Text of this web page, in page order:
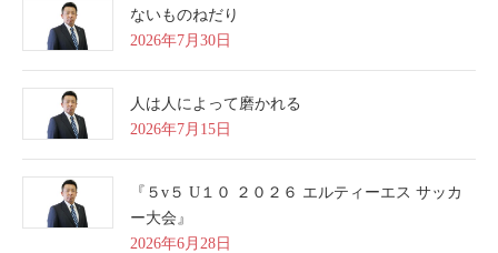
ないものねだり
2026年7月30日
人は人によって磨かれる
2026年7月15日
『５v５ U１０ ２０２６ エルティーエス サッカ
ー大会』
2026年6月28日